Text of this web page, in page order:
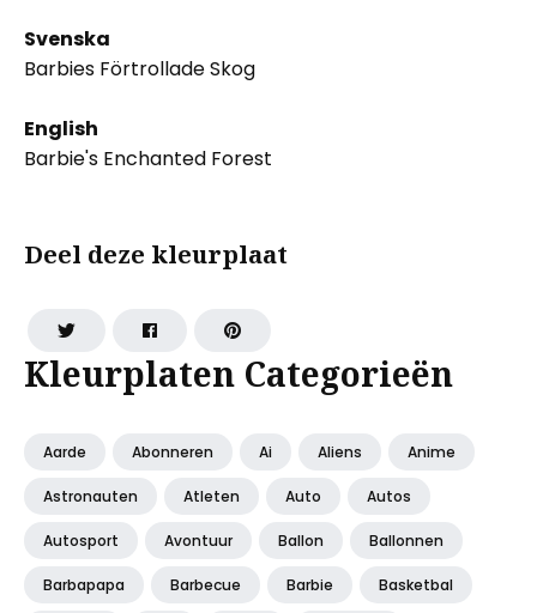
Svenska
Barbies Förtrollade Skog
English
Barbie's Enchanted Forest
Deel deze kleurplaat
Kleurplaten Categorieën
Aarde Abonneren Ai Aliens Anime
Astronauten Atleten Auto Autos
Autosport Avontuur Ballon Ballonnen
Barbapapa Barbecue Barbie Basketbal